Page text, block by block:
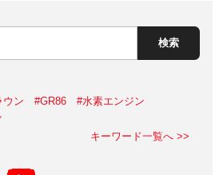
検索
ウン #GR86
#水素エンジン
キーワード一覧へ >>